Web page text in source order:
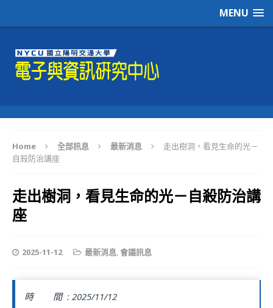
MENU
Home 全部訊息 最新消息
走出樹洞，看見生命的光－
自殺防治講座
走出樹洞，看見生命的光－自殺防治講
座
2025-11-12 最新消息,會議訊息
時 間 : 2025/11/12